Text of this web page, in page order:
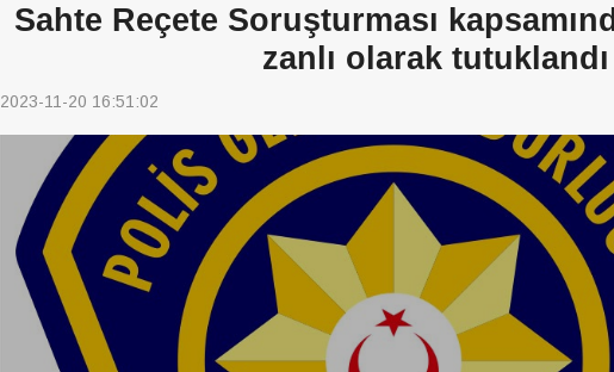
Sahte Reçete Soruşturması
zanlı olarak tutuklandı
2023-11-20 16:51:02